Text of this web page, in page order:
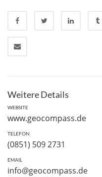
Weitere Details
WEBSITE
www.geocompass.de
TELEFON
(0851) 509 2731
EMAIL
info@geocompass.de